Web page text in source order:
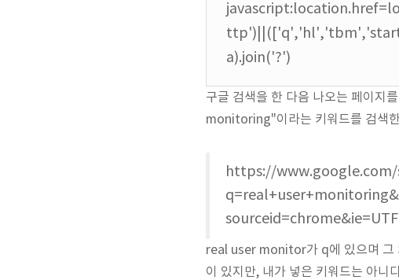
a).join('?')
구글 검색을 한 다음 나오는 페이지
monitoring"이라는 키워드를 검색
https://www.google.com/
real user monitor가 q에 있으며 그
이 있지만, 내가 넣은 키워드는 아니